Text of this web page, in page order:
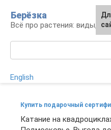
контенту
Берёзка
Всё про растения: виды,
English
Купить подарочный
Катание на